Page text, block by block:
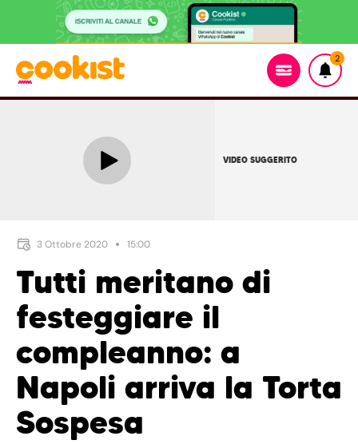
2
VIDEO SUGGERITO
3 Ottobre 2020 15:00
Tutti meritano di
festeggiare il
compleanno: a
Napoli arriva la Torta
Sospesa